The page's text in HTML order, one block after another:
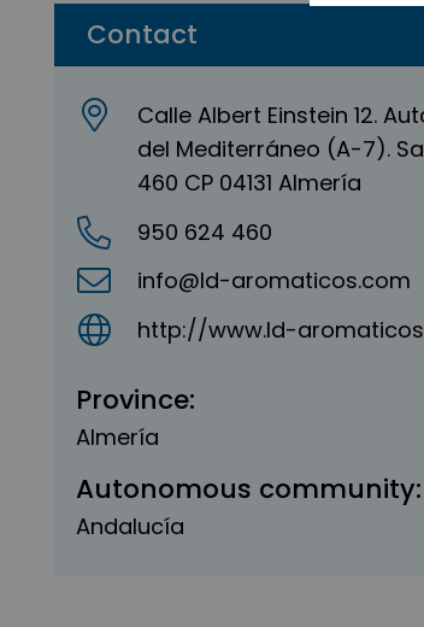
Contact
Calle Albert Einstein 12.
del Mediterráneo (A-7).
460 CP 04131 Almería
950 624 460
info@ld-aromaticos.com
http://www.ld-
Province:
Almería
Autonomous community:
Andalucía